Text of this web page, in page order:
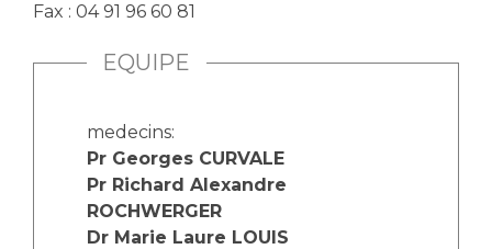
Culture à l'hôpital
Laïcité et cultes
Les associations
Salon des familles
Transports sanitaires
Vos droits, vos devoirs
Chercheurs
Les structures de recherche
Écoles et Instituts de Formation
Fax : 04 91 96 60 81
EQUIPE
medecins:
Pr Georges CURVALE
Pr Richard Alexandre
ROCHWERGER
Dr Marie Laure LOUIS